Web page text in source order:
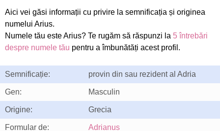
Aici vei găsi informații cu privire la semnificația și originea
numelui Arius.
Numele tău este Arius? Te rugăm să răspunzi la 5 întrebări
despre numele tău pentru a îmbunătăți acest profil.
Semnificație: provin din sau rezident al Adria
Gen: Masculin
Origine: Grecia
Formular de: Adrianus